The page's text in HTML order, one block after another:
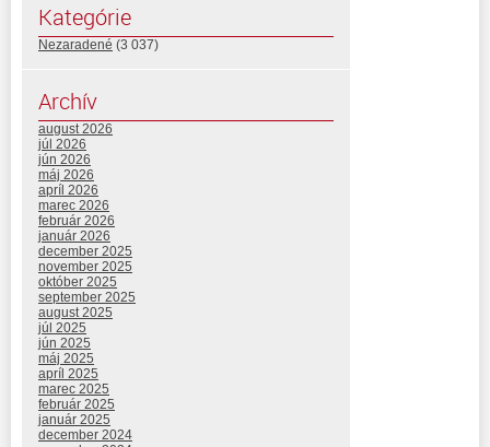
Kategórie
Nezaradené (3 037)
Archív
august 2026
júl 2026
jún 2026
máj 2026
apríl 2026
marec 2026
február 2026
január 2026
december 2025
november 2025
október 2025
september 2025
august 2025
júl 2025
jún 2025
máj 2025
apríl 2025
marec 2025
február 2025
január 2025
december 2024